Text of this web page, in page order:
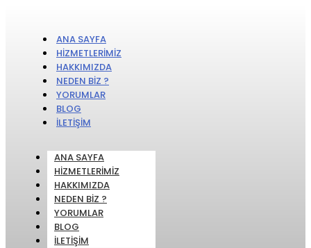
ANA SAYFA
HIZMETLERIMIZ
HAKKIMIZDA
NEDEN BIZ ?
YORUMLAR
BLOG
İLETIŞIM
ANA SAYFA
HIZMETLERIMIZ
HAKKIMIZDA
NEDEN BIZ ?
YORUMLAR
BLOG
İLETIŞIM